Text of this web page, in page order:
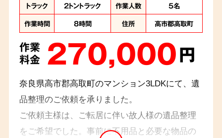
トラック
2トントラック 作業人数
5名
作業時間
8時間 住所 高市郡高取町
作業
料金 270,000円
奈良県高市郡高取町のマンション3LDKにて、遺
品整理のご依頼を承りました。
ご依頼主様は、ご転居に伴い故人様の遺品整理
をご希望でした。事前に不用品と必要な物品の